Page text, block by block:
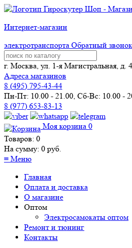
Интернет-магазин
электротранспорта Обратный звонок
г. Москва, ул. 1-я Магистральная, д.
Адреса магазинов
8 (495) 795-43-44
Пн-Пт: 10.00 - 21.00, Сб-Вс: 10.00 -
8 (977) 653-83-13
Моя корзина 0
Товаров: 0
На сумму: 0 руб.
≡ Меню
Главная
Оплата и доставка
О магазине
Оптом
Электросамокаты оптом
Ремонт и тюнинг
Контакты